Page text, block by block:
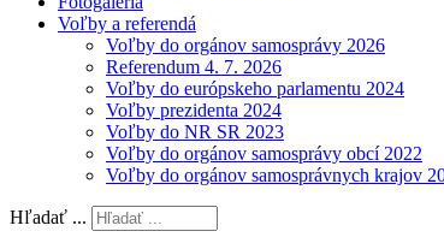
Voľby a referendá
Voľby do orgánov samosprávy 2026
Referendum 4. 7. 2026
Voľby do európskeho parlamentu 2024
Voľby prezidenta 2024
Voľby do NR SR 2023
Voľby do orgánov samosprávy obcí 2022
Voľby do orgánov samosprávnych krajov
Hľadať ...